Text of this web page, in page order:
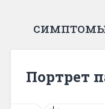
Портрет